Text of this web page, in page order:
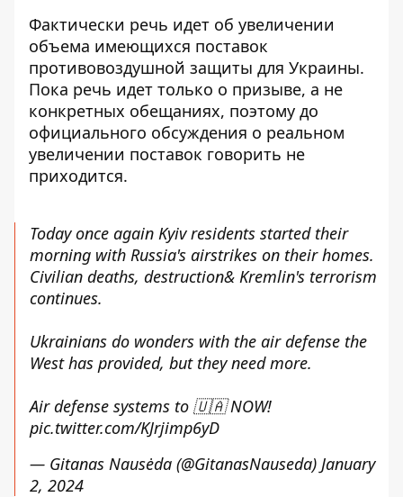
Фактически речь идет об увеличении
объема имеющихся поставок
противовоздушной защиты для Украины.
Пока речь идет только о призыве, а не
конкретных обещаниях, поэтому до
официального обсуждения о реальном
увеличении поставок говорить не
приходится.
Today once again Kyiv residents started their
morning with Russia's airstrikes on their homes.
Civilian deaths, destruction& Kremlin's terrorism
continues.
Ukrainians do wonders with the air defense the
West has provided, but they need more.
Air defense systems to 🇺🇦 NOW!
pic.twitter.com/KJrjimp6yD
— Gitanas Nausėda (@GitanasNauseda) January
2, 2024